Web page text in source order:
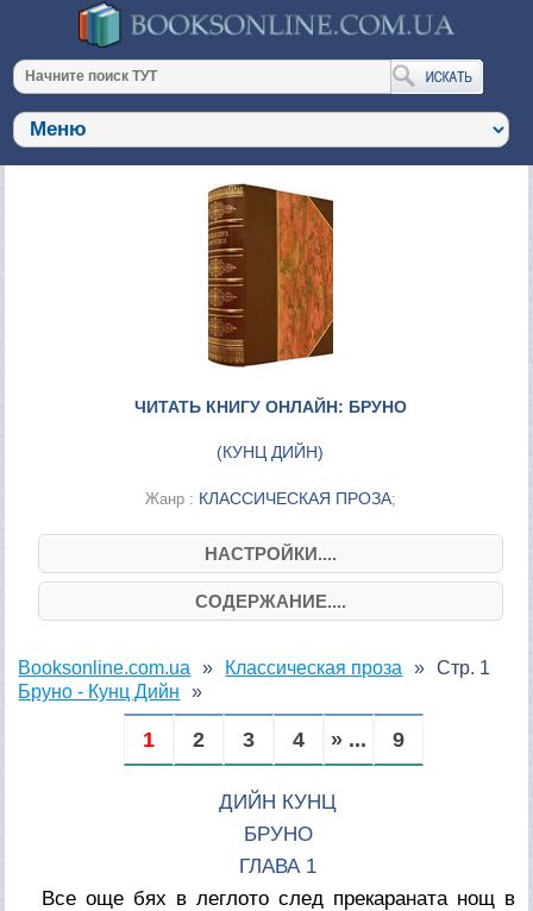
ЧИТАТЬ КНИГУ ОНЛАЙН: БРУНО
(КУНЦ ДИЙН)
Жанр : КЛАССИЧЕСКАЯ ПРОЗА;
НАСТРОЙКИ....
СОДЕРЖАНИЕ....
Booksonline.com.ua
Классическая проза
Бруно - Кунц Дийн
Стр. 1
1 2 3 4 » ... 9
ДИЙН КУНЦ
БРУНО
ГЛАВА 1
Все още бях в леглото след прекараната нощ в